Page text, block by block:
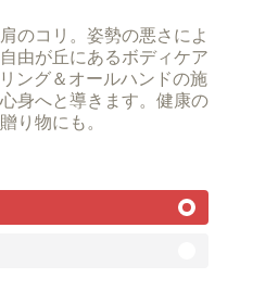
のコリ。姿勢の悪さによ
由が丘にあるボディケア
ング＆オールハンドの施
身へと導きます。健康の
り物にも。